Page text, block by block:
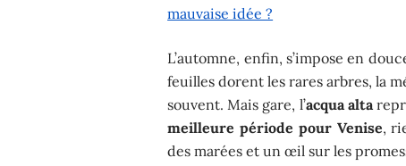
mauvaise idée ?
L’automne, enfin, s’impose en
feuilles dorent les rares arbres, la
souvent. Mais gare, l’acqua alta
meilleure période pour Venise,
des marées et un œil sur les